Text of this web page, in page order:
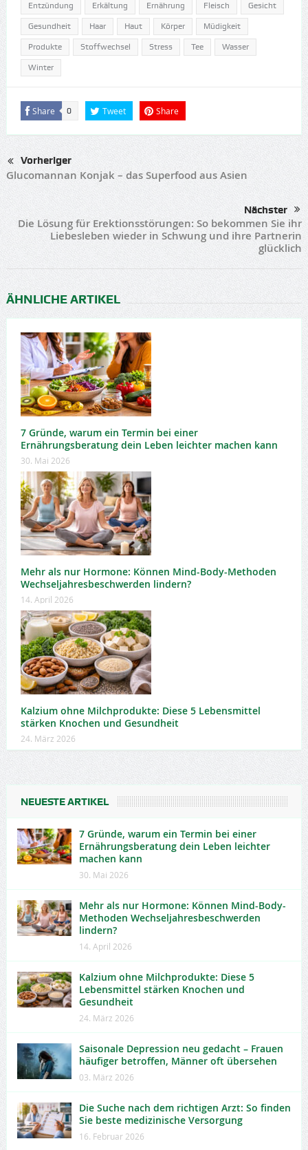
Entzündung Erkältung Ernährung Fleisch Gesicht
Gesundheit Haar Haut Körper Müdigkeit
Produkte Stoffwechsel Stress Tee Wasser
Winter
Share 0 Tweet Share
Vorheriger
Glucomannan Konjak – das Superfood aus Asien
Nächster
Die Lösung für Erektionsstörungen: So bekommen Sie ihr
Liebesleben wieder in Schwung und ihre Partnerin
glücklich
ÄHNLICHE ARTIKEL
7 Gründe, warum ein Termin bei einer
Ernährungsberatung dein Leben leichter machen kann
30. Mai 2026
Mehr als nur Hormone: Können Mind-Body-Methoden
Wechseljahresbeschwerden lindern?
14. April 2026
Kalzium ohne Milchprodukte: Diese 5 Lebensmittel
stärken Knochen und Gesundheit
24. März 2026
NEUESTE ARTIKEL
7 Gründe, warum ein Termin bei einer
Ernährungsberatung dein Leben leichter
machen kann
30. Mai 2026
Mehr als nur Hormone: Können Mind-Body-
Methoden Wechseljahresbeschwerden
lindern?
14. April 2026
Kalzium ohne Milchprodukte: Diese 5
Lebensmittel stärken Knochen und
Gesundheit
24. März 2026
Saisonale Depression neu gedacht – Frauen
häufiger betroffen, Männer oft übersehen
03. März 2026
Die Suche nach dem richtigen Arzt: So finden
Sie beste medizinische Versorgung
16. Februar 2026